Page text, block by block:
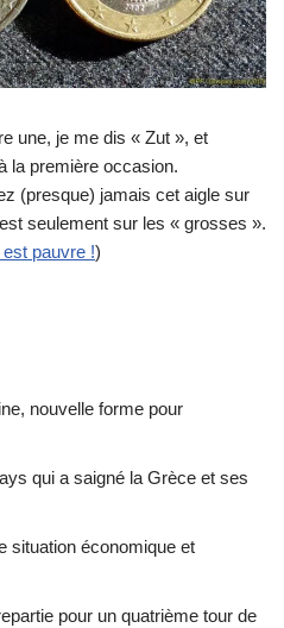
une, je me dis « Zut », et
la première occasion.
(presque) jamais cet aigle sur
seulement sur les « grosses ».
pauvre !)
nouvelle forme pour
qui a saigné la Grèce et ses
situation économique et
pour un quatrième tour de